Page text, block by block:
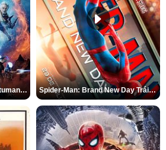
Ant-Man y la Avispa: Quantumanía Tráiler (2) Spider-Man: Brand New Day Tráiler (3)